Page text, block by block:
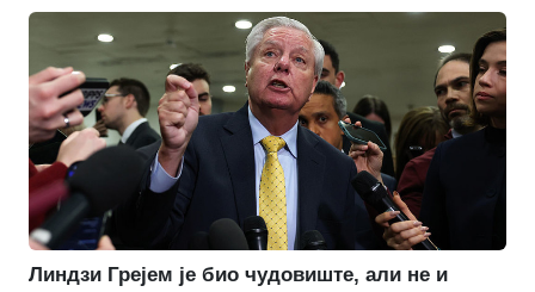
Линдзи Грејем је био чудовиште, али не и